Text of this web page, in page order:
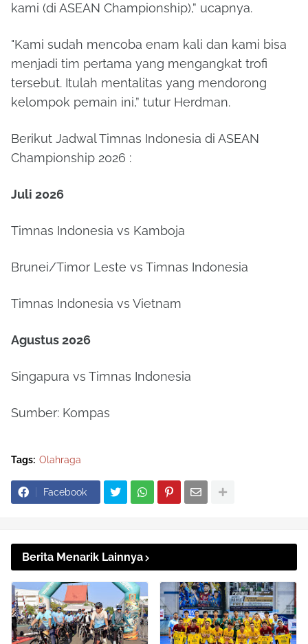
kami (di ASEAN Championship),” ucapnya.
"Kami sudah mencoba enam kali dan kami bisa
menjadi tim pertama yang mengangkat trofi
tersebut. Itulah mentalitas yang mendorong
kelompok pemain ini,” tutur Herdman.
Berikut Jadwal Timnas Indonesia di ASEAN
Championship 2026 :
Juli 2026
Timnas Indonesia vs Kamboja
Brunei/Timor Leste vs Timnas Indonesia
Timnas Indonesia vs Vietnam
Agustus 2026
Singapura vs Timnas Indonesia
Sumber: Kompas
Tags: Olahraga
Facebook
Berita Menarik Lainnya